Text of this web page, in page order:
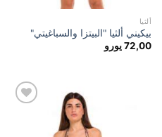
ألثيا
بيكيني ألثيا "البيتزا والسباغيتي"
72,00 يورو